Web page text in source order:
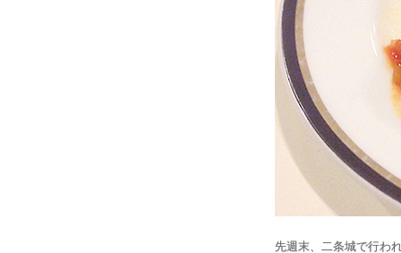
先週末、二条城で行わ